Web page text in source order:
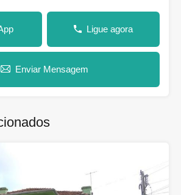
Ligue agora
Enviar Mensagem